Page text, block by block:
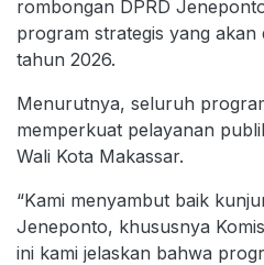
rombongan DPRD
program strategis yang akan
tahun 2026.
Menurutnya, seluruh
memperkuat pelayanan
Wali Kota Makassar.
“Kami menyambut baik
Jeneponto, khususnya
ini kami jelaskan bahwa